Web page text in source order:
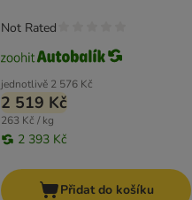
jednotlivě 2 576 Kč
2 519 Kč
263 Kč / kg
2 393 Kč
Not Rated
Přidat do košíku